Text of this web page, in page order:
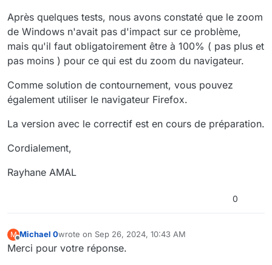
impossible.
Après quelques tests, nous avons constaté que le zoom
de Windows n'avait pas d'impact sur ce problème,
mais qu'il faut obligatoirement être à 100% ( pas plus et
pas moins ) pour ce qui est du zoom du navigateur.
Comme solution de contournement, vous pouvez
également utiliser le navigateur Firefox.
La version avec le correctif est en cours de préparation.
Cordialement,
Rayhane AMAL
0
M
Offline
Michael 0wrote on Sep 26, 2024, 10:43 AM
last edited by
Merci pour votre réponse.